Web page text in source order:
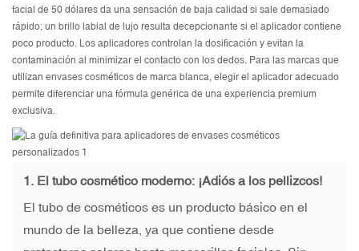
facial de 50 dólares da una sensación de baja calidad si sale demasiado
rápido; un brillo labial de lujo resulta decepcionante si el aplicador contiene
poco producto. Los aplicadores controlan la dosificación y evitan la
contaminación al minimizar el contacto con los dedos. Para las marcas que
utilizan envases cosméticos de marca blanca, elegir el aplicador adecuado
permite diferenciar una fórmula genérica de una experiencia premium
exclusiva.
1. El tubo cosmético moderno: ¡Adiós a los pellizcos!
El tubo de cosméticos es un producto básico en el
mundo de la belleza, ya que contiene desde